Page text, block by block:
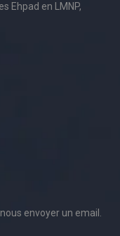
Ehpad en LMNP,
envoyer un email.